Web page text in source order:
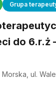
Grupa
do 6.r.ż
ul.